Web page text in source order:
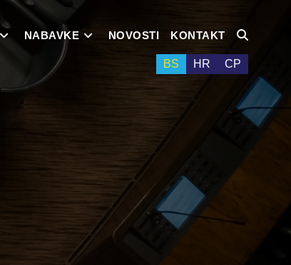
BS HR СР
NABAVKE NOVOSTI KONTAKT